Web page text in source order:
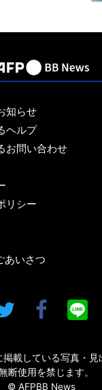
知らせ
ヘルプ
お問い合わせ
リシー
あいさつ
掲載している写真・見
断使用を禁じます。
© AFPBB News